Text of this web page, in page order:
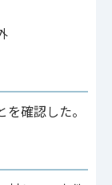
確認した。